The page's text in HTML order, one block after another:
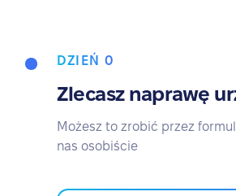
DZIEŃ 0
Zlecasz naprawę
Możesz to zrobić przez
nas osobiście